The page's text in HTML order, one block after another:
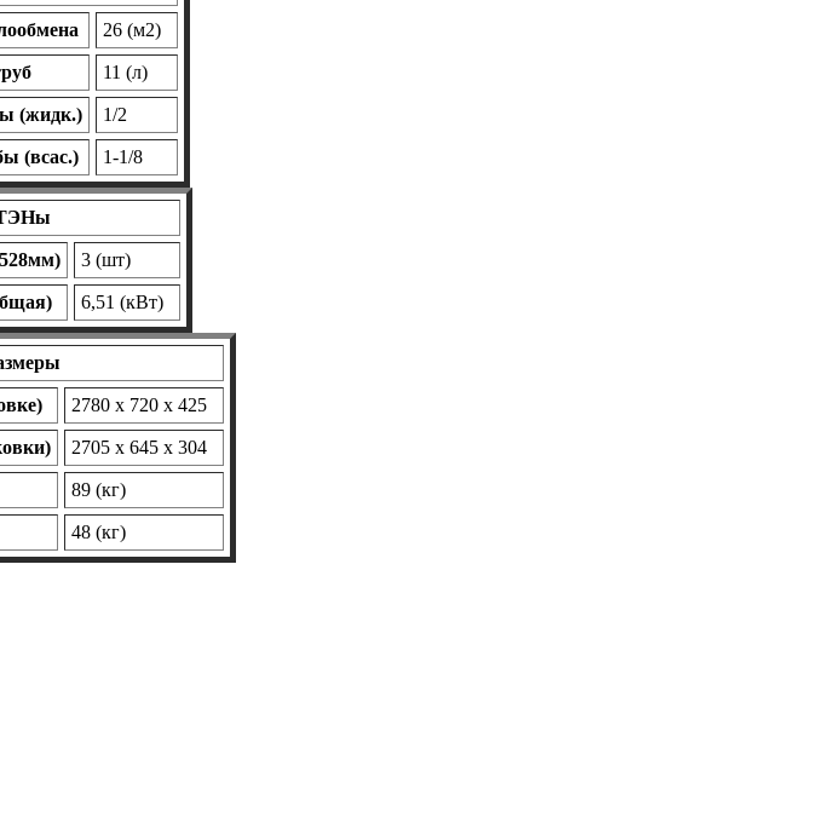
26 (м2)
11 (л)
(жидк.) 1/2
(всас.) 1-1/8
3 (шт)
6,51 (кВт)
2780 х 720 х 425
2705 х 645 х 304
89 (кг)
48 (кг)